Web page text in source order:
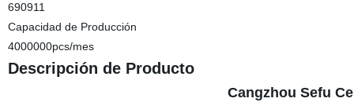
690911
Capacidad de Producción
4000000pcs/mes
Descripción de Producto
Cangzhou Sefu